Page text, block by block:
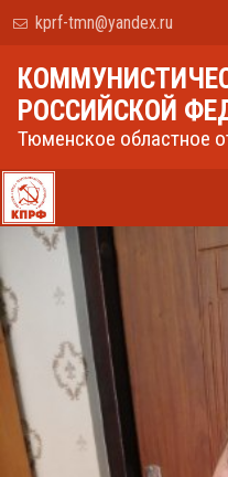
kprf-tmn@yandex.ru
РОССИЙСКОЙ
Тюменское областное